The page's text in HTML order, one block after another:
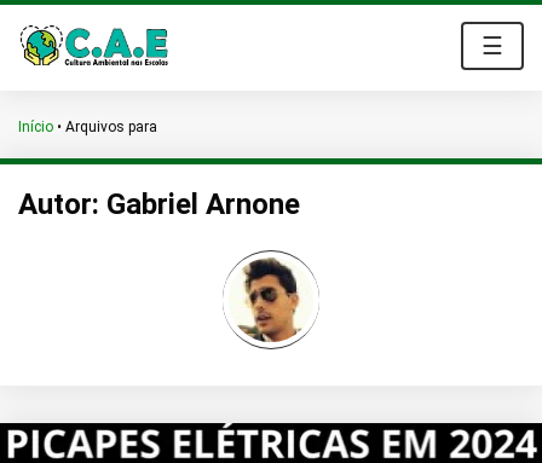
☰
Início • Arquivos para
Autor: Gabriel Arnone